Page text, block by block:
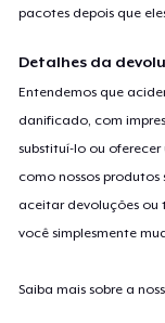
pacotes depois que
Detalhes da
Entendemos que
danificado, com
substituí-lo ou
como nossos
aceitar devoluções ou
você simplesmente
Saiba mais sobre a